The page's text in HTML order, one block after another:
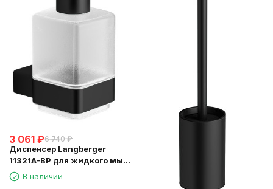
3 061 ₽6 740 ₽
Диспенсер Langberger
11321A-BP для жидкого мыла
черный стеклянный к стене
квадратный
В наличии